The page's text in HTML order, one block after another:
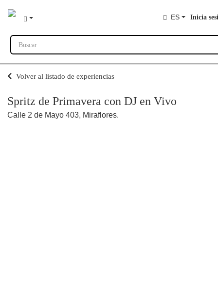
ES Inicia
Buscar
Volver al listado de experiencias
Spritz de Primavera con DJ en Vivo
Calle 2 de Mayo 403, Miraflores.